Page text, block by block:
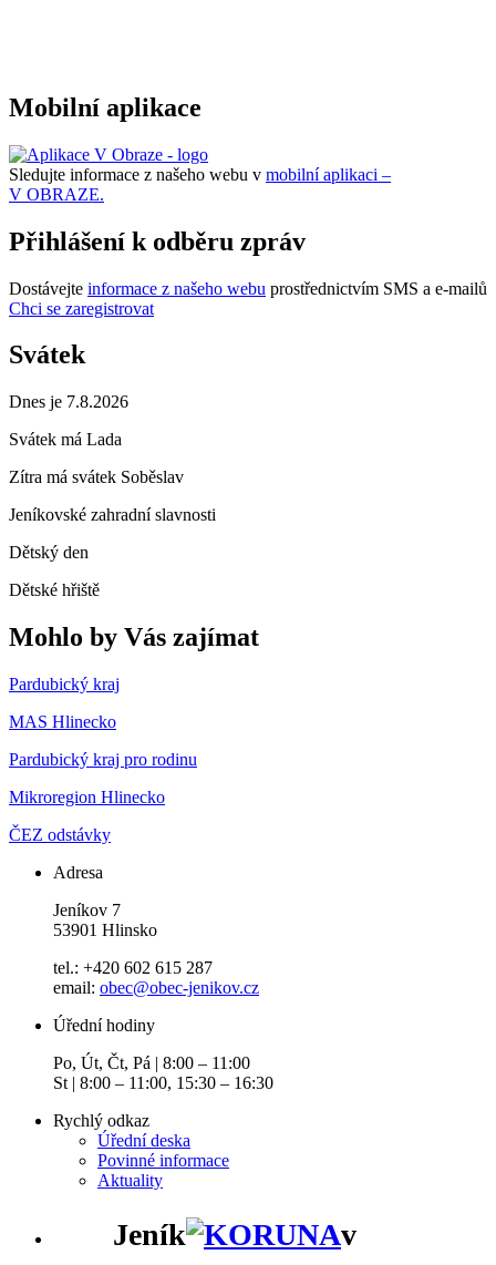
Mobilní aplikace
Sledujte informace z našeho webu v mobilní aplikaci –
V OBRAZE.
Přihlášení k odběru zpráv
Dostávejte informace z našeho webu prostřednictvím SMS a e-mailů
Chci se zaregistrovat
Svátek
Dnes je 7.8.2026
Svátek má Lada
Zítra má svátek Soběslav
Jeníkovské zahradní slavnosti
Dětský den
Dětské hřiště
Mohlo by Vás zajímat
Pardubický kraj
MAS Hlinecko
Pardubický kraj pro rodinu
Mikroregion Hlinecko
ČEZ odstávky
Adresa
Jeníkov 7
53901 Hlinsko
tel.: +420 602 615 287
email: obec@obec-jenikov.cz
Úřední hodiny
Po, Út, Čt, Pá | 8:00 – 11:00
St | 8:00 – 11:00, 15:30 – 16:30
Rychlý odkaz
Úřední deska
Povinné informace
Aktuality
Jeník v